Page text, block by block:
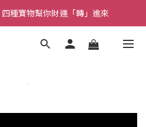
四種寶物幫你財運「轉」進來
四種寶物幫你財運「轉」進來
齊天大聖｜到貨拉！